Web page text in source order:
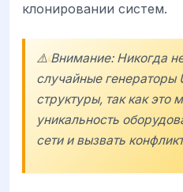
клонировании систем.
⚠️ Внимание: Никогда
случайные генераторы
структуры, так как это
уникальность
сети и вызвать